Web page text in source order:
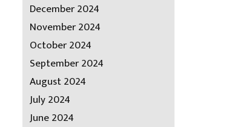
December 2024
November 2024
October 2024
September 2024
August 2024
July 2024
June 2024